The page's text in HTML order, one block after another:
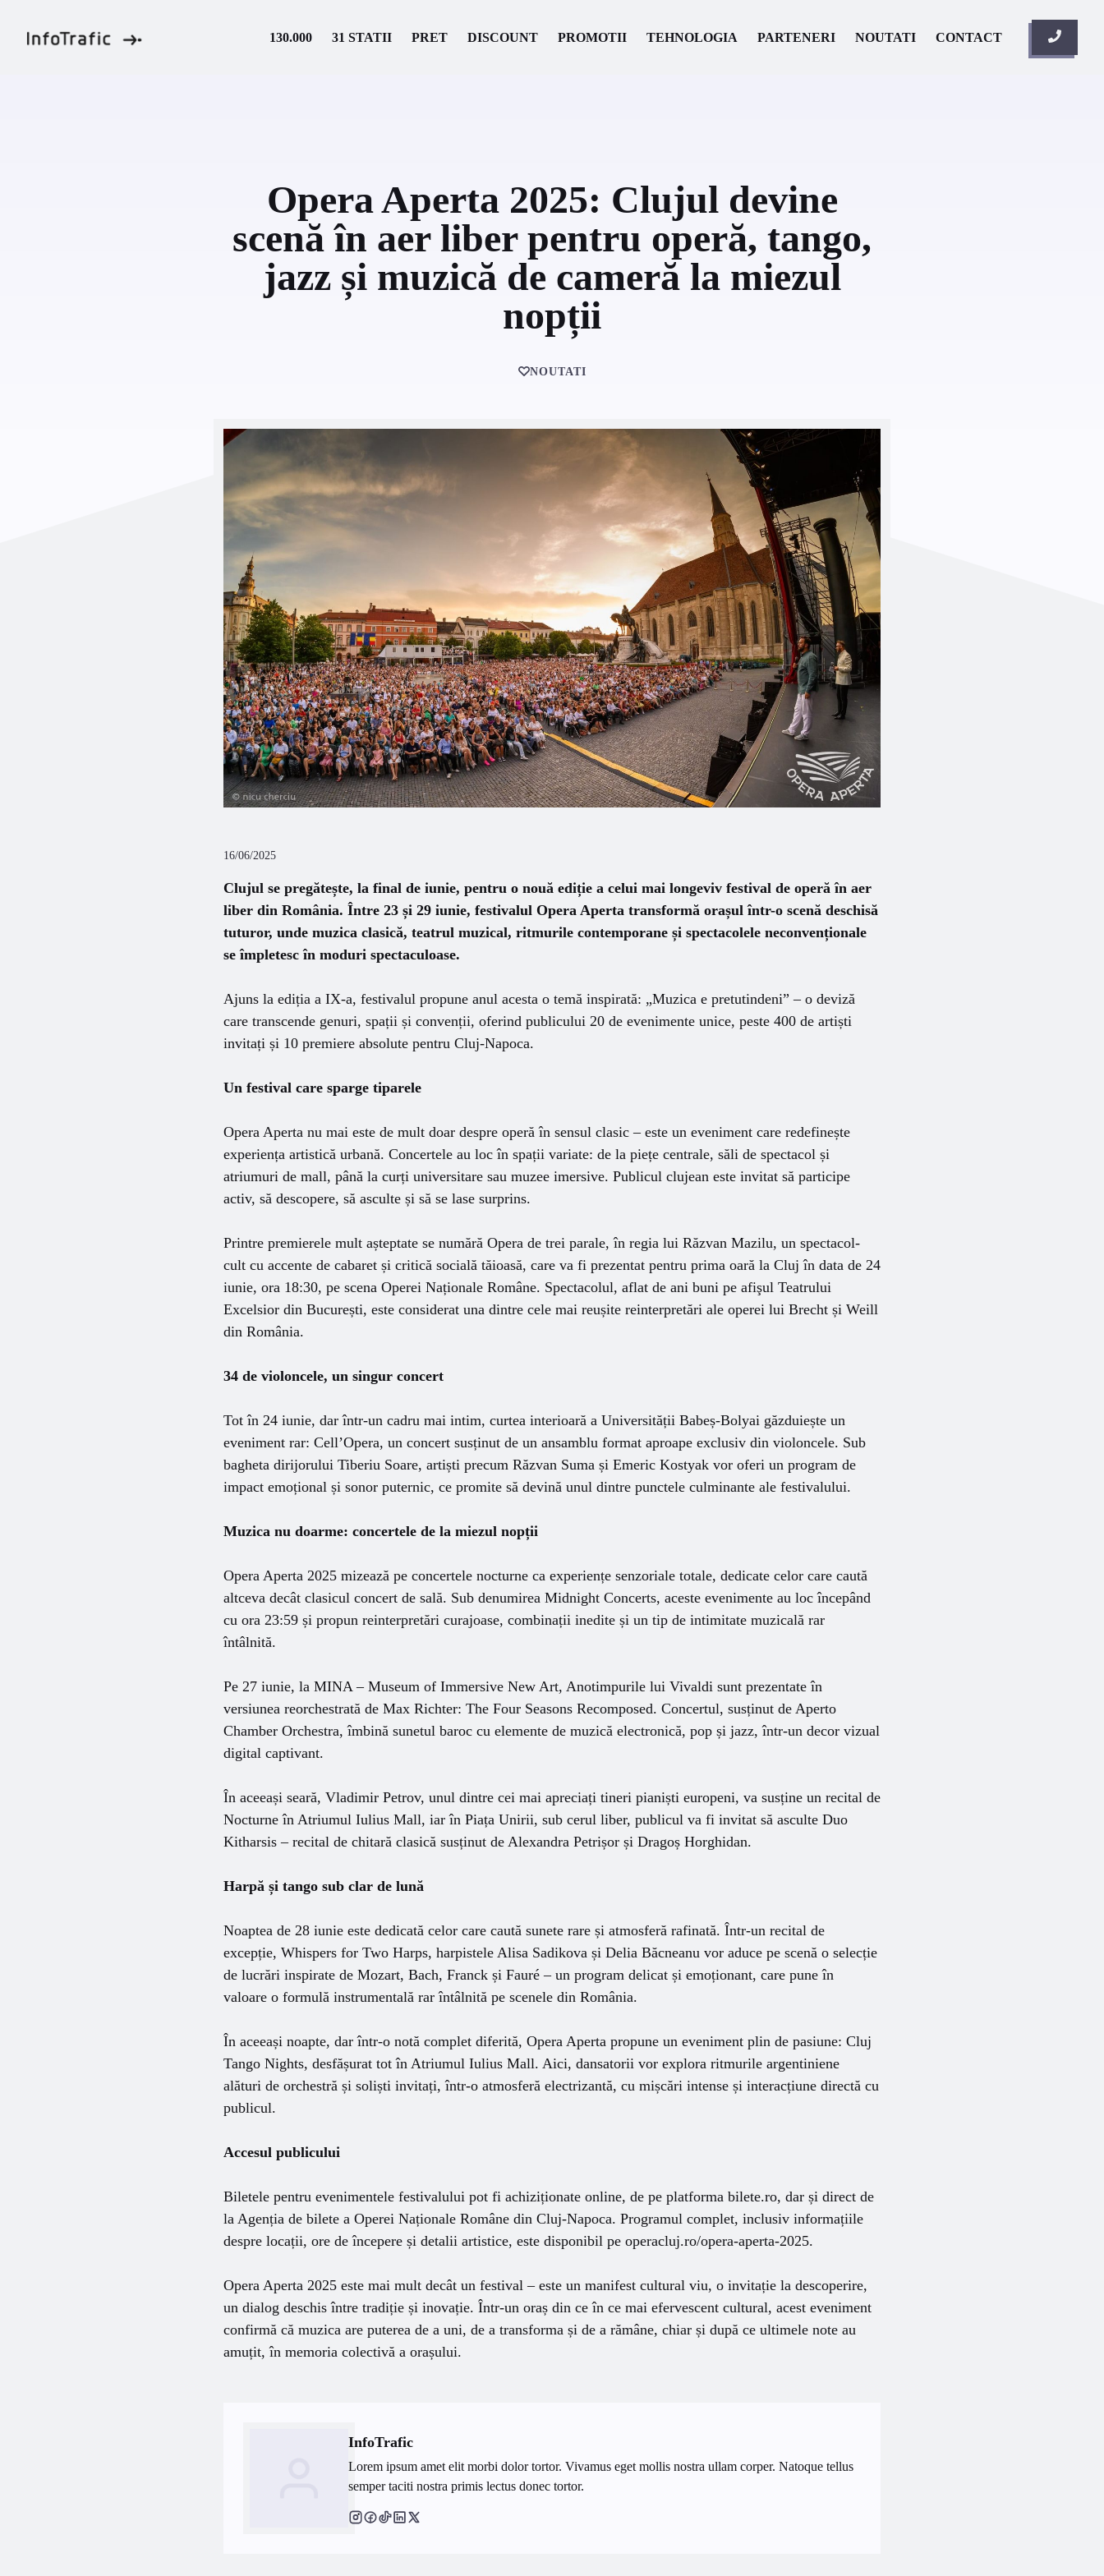
130.000 31 STATII PRET DISCOUNT PROMOTII TEHNOLOGIA PARTENERI NOUTATI CONTACT
Opera Aperta 2025: Clujul devine
scenă în aer liber pentru operă, tango,
jazz și muzică de cameră la miezul
nopții
NOUTATI
16/06/2025
Clujul se pregătește, la final de iunie, pentru o nouă ediție a celui mai longeviv festival de operă în aer
liber din România. Între 23 și 29 iunie, festivalul Opera Aperta transformă orașul într-o scenă deschisă
tuturor, unde muzica clasică, teatrul muzical, ritmurile contemporane și spectacolele neconvenționale
se împletesc în moduri spectaculoase.
Ajuns la ediția a IX-a, festivalul propune anul acesta o temă inspirată: „Muzica e pretutindeni” – o deviză
care transcende genuri, spații și convenții, oferind publicului 20 de evenimente unice, peste 400 de artiști
invitați și 10 premiere absolute pentru Cluj-Napoca.
Un festival care sparge tiparele
Opera Aperta nu mai este de mult doar despre operă în sensul clasic – este un eveniment care redefinește
experiența artistică urbană. Concertele au loc în spații variate: de la piețe centrale, săli de spectacol și
atriumuri de mall, până la curți universitare sau muzee imersive. Publicul clujean este invitat să participe
activ, să descopere, să asculte și să se lase surprins.
Printre premierele mult așteptate se numără Opera de trei parale, în regia lui Răzvan Mazilu, un spectacol-
cult cu accente de cabaret și critică socială tăioasă, care va fi prezentat pentru prima oară la Cluj în data de 24
iunie, ora 18:30, pe scena Operei Naționale Române. Spectacolul, aflat de ani buni pe afişul Teatrului
Excelsior din București, este considerat una dintre cele mai reușite reinterpretări ale operei lui Brecht și Weill
din România.
34 de violoncele, un singur concert
Tot în 24 iunie, dar într-un cadru mai intim, curtea interioară a Universității Babeș-Bolyai găzduiește un
eveniment rar: Cell’Opera, un concert susținut de un ansamblu format aproape exclusiv din violoncele. Sub
bagheta dirijorului Tiberiu Soare, artiști precum Răzvan Suma și Emeric Kostyak vor oferi un program de
impact emoțional și sonor puternic, ce promite să devină unul dintre punctele culminante ale festivalului.
Muzica nu doarme: concertele de la miezul nopții
Opera Aperta 2025 mizează pe concertele nocturne ca experiențe senzoriale totale, dedicate celor care caută
altceva decât clasicul concert de sală. Sub denumirea Midnight Concerts, aceste evenimente au loc începând
cu ora 23:59 și propun reinterpretări curajoase, combinații inedite și un tip de intimitate muzicală rar
întâlnită.
Pe 27 iunie, la MINA – Museum of Immersive New Art, Anotimpurile lui Vivaldi sunt prezentate în
versiunea reorchestrată de Max Richter: The Four Seasons Recomposed. Concertul, susținut de Aperto
Chamber Orchestra, îmbină sunetul baroc cu elemente de muzică electronică, pop și jazz, într-un decor vizual
digital captivant.
În aceeași seară, Vladimir Petrov, unul dintre cei mai apreciați tineri pianiști europeni, va susține un recital de
Nocturne în Atriumul Iulius Mall, iar în Piața Unirii, sub cerul liber, publicul va fi invitat să asculte Duo
Kitharsis – recital de chitară clasică susținut de Alexandra Petrișor și Dragoș Horghidan.
Harpă și tango sub clar de lună
Noaptea de 28 iunie este dedicată celor care caută sunete rare și atmosferă rafinată. Într-un recital de
excepție, Whispers for Two Harps, harpistele Alisa Sadikova și Delia Băcneanu vor aduce pe scenă o selecție
de lucrări inspirate de Mozart, Bach, Franck și Fauré – un program delicat și emoționant, care pune în
valoare o formulă instrumentală rar întâlnită pe scenele din România.
În aceeași noapte, dar într-o notă complet diferită, Opera Aperta propune un eveniment plin de pasiune: Cluj
Tango Nights, desfășurat tot în Atriumul Iulius Mall. Aici, dansatorii vor explora ritmurile argentiniene
alături de orchestră și soliști invitați, într-o atmosferă electrizantă, cu mișcări intense și interacțiune directă cu
publicul.
Accesul publicului
Biletele pentru evenimentele festivalului pot fi achiziționate online, de pe platforma bilete.ro, dar și direct de
la Agenția de bilete a Operei Naționale Române din Cluj-Napoca. Programul complet, inclusiv informațiile
despre locații, ore de începere și detalii artistice, este disponibil pe operacluj.ro/opera-aperta-2025.
Opera Aperta 2025 este mai mult decât un festival – este un manifest cultural viu, o invitație la descoperire,
un dialog deschis între tradiție și inovație. Într-un oraș din ce în ce mai efervescent cultural, acest eveniment
confirmă că muzica are puterea de a uni, de a transforma și de a rămâne, chiar și după ce ultimele note au
amuțit, în memoria colectivă a orașului.
InfoTrafic
Lorem ipsum amet elit morbi dolor tortor. Vivamus eget mollis nostra ullam corper. Natoque tellus
semper taciti nostra primis lectus donec tortor.